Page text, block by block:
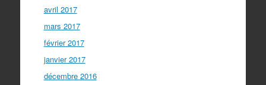
avril 2017
mars 2017
février 2017
janvier 2017
décembre 2016